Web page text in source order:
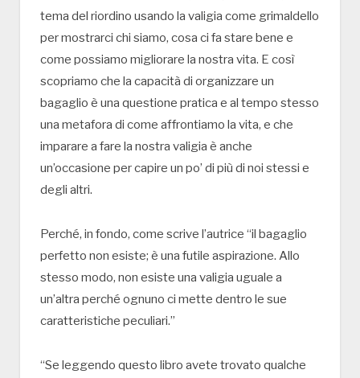
tema del riordino usando la valigia come grimaldello
per mostrarci chi siamo, cosa ci fa stare bene e
come possiamo migliorare la nostra vita. E così
scopriamo che la capacità di organizzare un
bagaglio è una questione pratica e al tempo stesso
una metafora di come affrontiamo la vita, e che
imparare a fare la nostra valigia è anche
un’occasione per capire un po’ di più di noi stessi e
degli altri.
Perché, in fondo, come scrive l’autrice “il bagaglio
perfetto non esiste; è una futile aspirazione. Allo
stesso modo, non esiste una valigia uguale a
un’altra perché ognuno ci mette dentro le sue
caratteristiche peculiari.”
“Se leggendo questo libro avete trovato qualche